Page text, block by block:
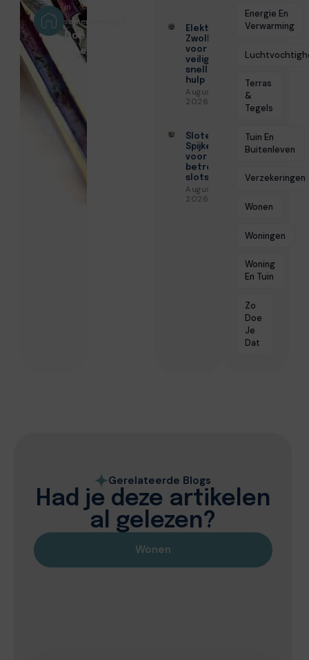
Elektricien
Zwolle
voor
veilige en
snelle
hulp
Augustus 6,
2026
Slotenmaker
Spijkenisse
voor
betrouwbare
slotservice
Augustus 3,
2026
Energie En
Verwarming
Terras
&
Tegels
Tuin En
Buitenleven
Verzekeringen
Wonen
Woningen
Woning
En Tuin
Zo
Doe
Je
Dat
in
samenwerking?
Doe
Mee!
Gerelateerde Blogs
Had je deze artikelen
al gelezen?
Wonen